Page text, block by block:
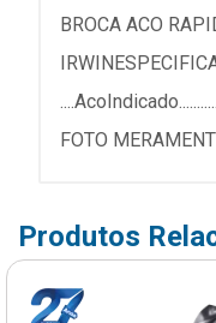
BROCA ACO
FOTO
Produtos